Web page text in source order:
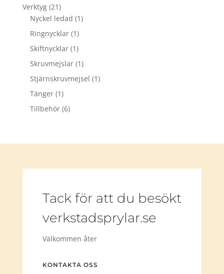
Verktyg (21)
Nyckel ledad (1)
Ringnycklar (1)
Skiftnycklar (1)
Skruvmejslar (1)
Stjärnskruvmejsel (1)
Tänger (1)
Tillbehör (6)
Tack för att du besökt
verkstadsprylar.se
Välkommen åter
KONTAKTA OSS